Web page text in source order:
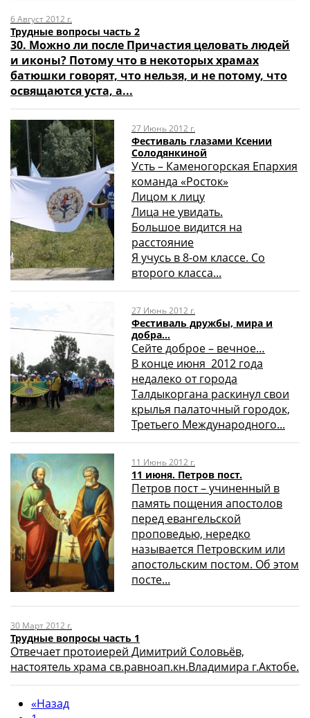
6 Август 2012 г.
Трудные вопросы часть 2
30. Можно ли после Причастия целовать людей
и иконы? Потому что в некоторых храмах
батюшки говорят, что нельзя, и не потому, что
освящаются уста, а...
27 Июнь 2012 г.
Фестиваль глазами Ксении
Солодянкиной
Усть – Каменогорская Епархия
команда «Росток»
Лицом к лицу
Лица не увидать.
Большое видится на
расстояние
Я учусь в 8-ом классе. Со
второго класса...
27 Июнь 2012 г.
Фестиваль дружбы, мира и
добра…
Сейте доброе – вечное…
В конце июня 2012 года
недалеко от города
Талдыкоргана раскинул свои
крылья палаточный городок,
Третьего Международного...
11 Июнь 2012 г.
11 июня. Петров пост.
Петров пост – учиненный в
память пощения апостолов
перед евангельской
проповедью, нередко
называется Петровским или
апостольским постом. Об этом
посте...
30 Март 2012 г.
Трудные вопросы часть 1
Отвечает протоиерей Димитрий Соловьёв,
настоятель храма св.равноап.кн.Владимира г.Актобе.
«Назад